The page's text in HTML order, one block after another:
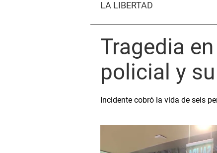
LA LIBERTAD
Tragedia
policial y
Incidente cobró la vida de seis